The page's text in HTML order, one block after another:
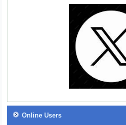
Online Users